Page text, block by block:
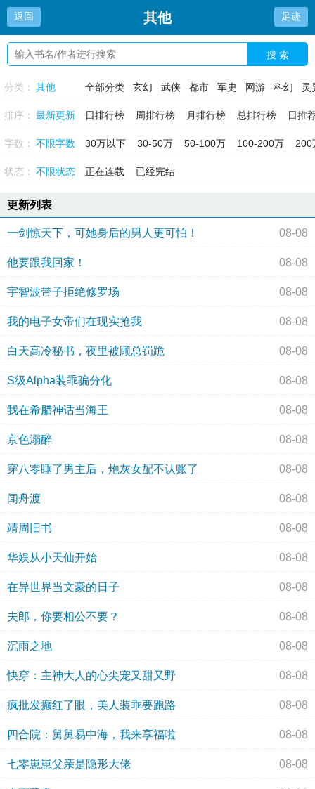
返回 其他 足迹
搜 索
分类： 全部分类 玄幻 武侠 都市 军史 网游 科幻 灵
其他
排序： 日排行榜 周排行榜 月排行榜 总排行榜 日推
最新更新
字数： 不限字数 30万以下 30-50万 50-100万 100-200万 200
状态： 不限状态 正在连载 已经完结
更新列表
一剑惊天下，可她身后的男人更可怕！ 08-08
他要跟我回家！ 08-08
宇智波带子拒绝修罗场 08-08
我的电子女帝们在现实抢我 08-08
白天高冷秘书，夜里被顾总罚跪 08-08
S级Alpha装乖骗分化 08-08
我在希腊神话当海王 08-08
京色溺醉 08-08
穿八零睡了男主后，炮灰女配不认账了 08-08
闻舟渡 08-08
靖周旧书 08-08
华娱从小天仙开始 08-08
在异世界当文豪的日子 08-08
夫郎，你要相公不要？ 08-08
沉雨之地 08-08
快穿：主神大人的心尖宠又甜又野 08-08
疯批发癫红了眼，美人装乖要跑路 08-08
四合院：舅舅易中海，我来享福啦 08-08
七零崽崽父亲是隐形大佬 08-08